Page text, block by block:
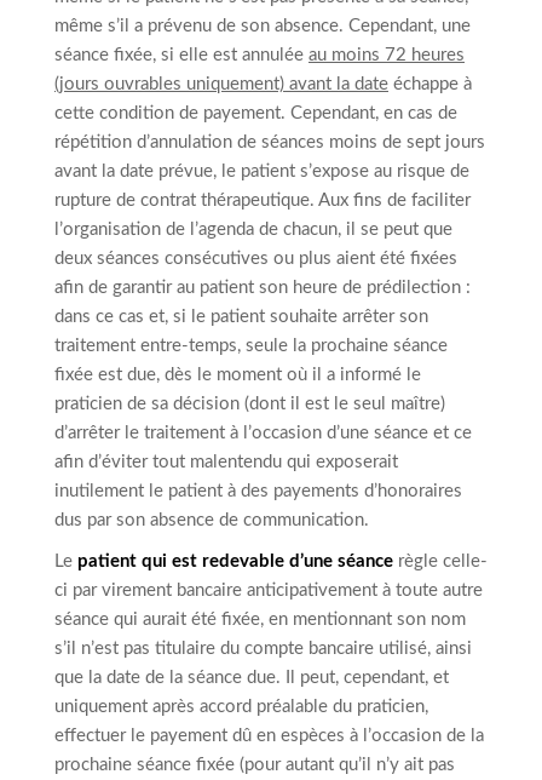
même s’il a prévenu de son absence. Cependant, une
séance fixée, si elle est annulée au moins 72 heures
(jours ouvrables uniquement) avant la date échappe à
cette condition de payement. Cependant, en cas de
répétition d’annulation de séances moins de sept jours
avant la date prévue, le patient s’expose au risque de
rupture de contrat thérapeutique. Aux fins de faciliter
l’organisation de l’agenda de chacun, il se peut que
deux séances consécutives ou plus aient été fixées
afin de garantir au patient son heure de prédilection :
dans ce cas et, si le patient souhaite arrêter son
traitement entre-temps, seule la prochaine séance
fixée est due, dès le moment où il a informé le
praticien de sa décision (dont il est le seul maître)
d’arrêter le traitement à l’occasion d’une séance et ce
afin d’éviter tout malentendu qui exposerait
inutilement le patient à des payements d’honoraires
dus par son absence de communication.
Le patient qui est redevable d’une séance règle celle-
ci par virement bancaire anticipativement à toute autre
séance qui aurait été fixée, en mentionnant son nom
s’il n’est pas titulaire du compte bancaire utilisé, ainsi
que la date de la séance due. Il peut, cependant, et
uniquement après accord préalable du praticien,
effectuer le payement dû en espèces à l’occasion de la
prochaine séance fixée (pour autant qu’il n’y ait pas